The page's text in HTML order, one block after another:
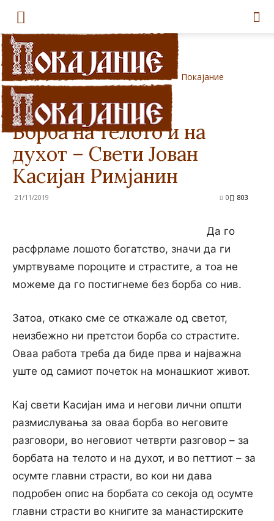
Покајание
Дома
Свети Отци
Борба на телото и на
духот – Свети Јован
Касијан Римјанин
21/11/2019 803
0
Да го
расфрламе лошото богатство, значи да ги
умртвуваме пороците и страстите, a тоа не
можеме да го постигнеме без борба co нив.
Затоа, откако сме се откажале од светот,
неизбежно ни претстои борба co страстите.
Оваа работа треба да биде прва и најважна
уште од самиот почеток на монашкиот живот.
Кај свети Касијан има и негови лични општи
размислувања за оваа борба во неговите
разговори, во неговиот четврти разговор – за
борбата на телото и на духот, и во петтиот – за
осумте главни страсти, во кои ни дава
подробен опис на борбата co секоја од осумте
главни страсти во книгите за манастирските